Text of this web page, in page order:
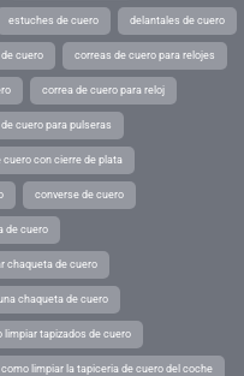
estuches de cuero delantales de cuero
cuero correas de cuero para relojes
correa de cuero para reloj
cuero para pulseras
cuero con cierre de plata
converse de cuero
de cuero
chaqueta de cuero
chaqueta de cuero
limpiar tapizados de cuero
como limpiar la tapiceria de cuero del coche